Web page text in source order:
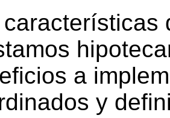
características
a
y